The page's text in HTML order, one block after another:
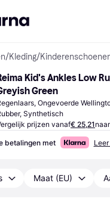
/Kleding/
Kid's Ankles Low
Green
Ongevoerde
Synthetisch
prijzen vanaf€ 25,21naar
betalingen met
Maat (EU)